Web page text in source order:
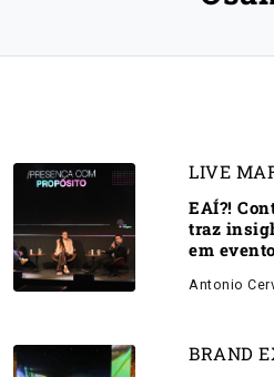
LIVE
EAÍ?!
traz
em
Antonio
BRAND